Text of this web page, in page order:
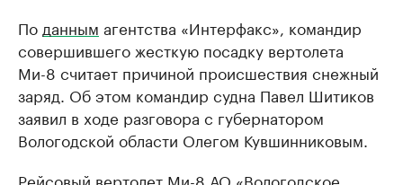
По данным агентства «Интерфакс», командир
совершившего жесткую посадку вертолета
Ми-8 считает причиной происшествия снежный
заряд. Об этом командир судна Павел Шитиков
заявил в ходе разговора с губернатором
Вологодской области Олегом Кувшинниковым.
Рейсовый вертолет Ми-8 АО «Вологодское